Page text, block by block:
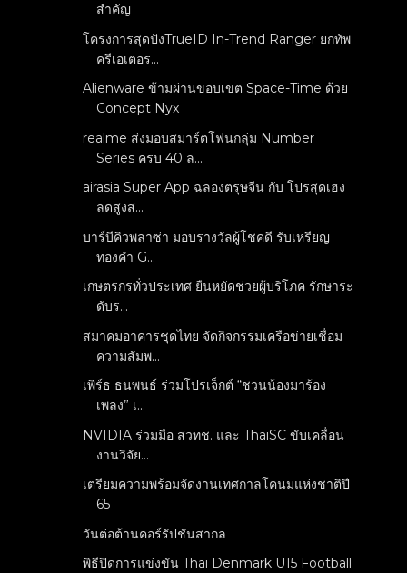
สำคัญ
โครงการสุดปังTrueID In-Trend Ranger ยกทัพ
ครีเอเตอร...
Alienware ข้ามผ่านขอบเขต Space-Time ด้วย
Concept Nyx
realme ส่งมอบสมาร์ตโฟนกลุ่ม Number
Series ครบ 40 ล...
airasia Super App ฉลองตรุษจีน กับ โปรสุดเฮง
ลดสูงส...
บาร์บีคิวพลาซ่า มอบรางวัลผู้โชคดี รับเหรียญ
ทองคำ G...
เกษตรกรทั่วประเทศ ยืนหยัดช่วยผู้บริโภค รักษาระ
ดับร...
สมาคมอาคารชุดไทย จัดกิจกรรมเครือข่ายเชื่อม
ความสัมพ...
เพิร์ธ ธนพนธ์ ร่วมโปรเจ็กต์ “ชวนน้องมาร้อง
เพลง” เ...
NVIDIA ร่วมมือ สวทช. และ ThaiSC ขับเคลื่อน
งานวิจัย...
เตรียมความพร้อมจัดงานเทศกาลโคนมแห่งชาติปี
65
วันต่อต้านคอร์รัปชันสากล
พิธีปิดการแข่งขัน Thai Denmark U15 Football